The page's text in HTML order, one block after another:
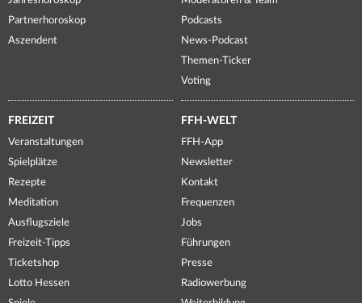
Partnerhoroskop
Aszendent
Podcasts
News-Podcast
Themen-Ticker
Voting
FREIZEIT
Veranstaltungen
Spielplätze
Rezepte
Meditation
Ausflugsziele
Freizeit-Tipps
Ticketshop
Lotto Hessen
FFH-WELT
FFH-App
Newsletter
Kontakt
Frequenzen
Jobs
Führungen
Presse
Radiowerbung